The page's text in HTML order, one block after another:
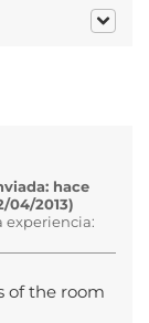
hace
04/2013)
experiencia:
of the room